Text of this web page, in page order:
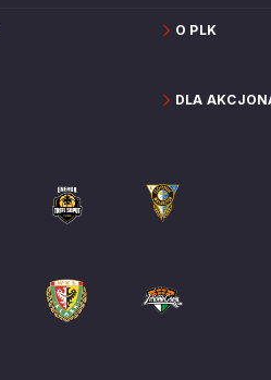
O PLK
DLA